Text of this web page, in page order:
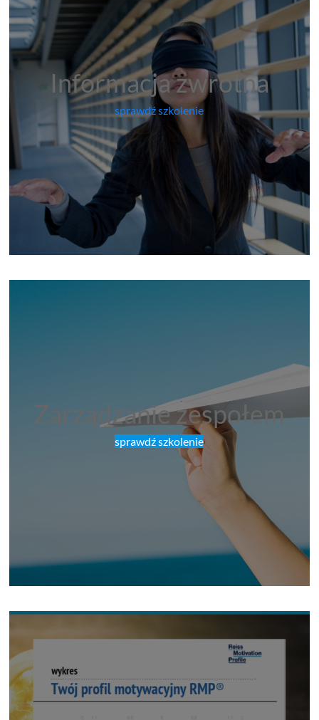
Informacja zwrotna
sprawdź szkolenie
Zarządzanie zespołem
sprawdź szkolenie